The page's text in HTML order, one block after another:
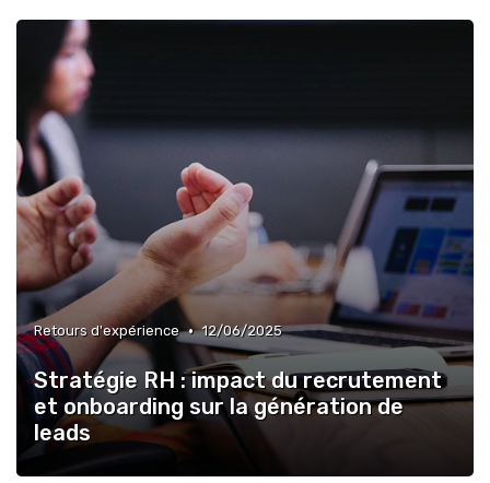
Retours d'expérience • 12/06/2025
Stratégie RH : impact du recrutement
et onboarding sur la génération de
leads